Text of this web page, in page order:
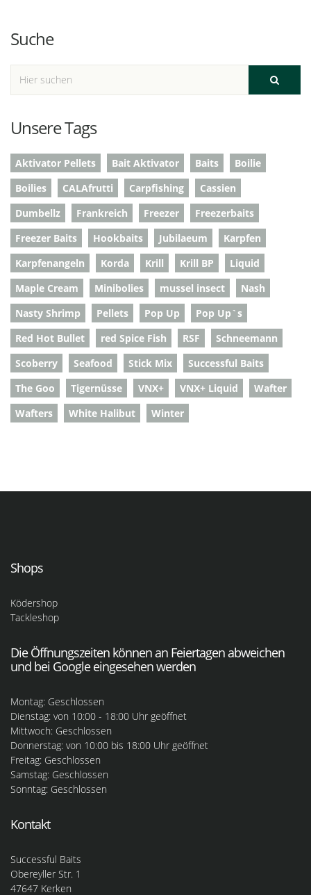
Suche
Unsere Tags
Aktivator Pellets Bait Aktivator Baits
Boilie
Boilies
CALAfrutti Carpfishing
Cassien
Dumbellz
Frankreich Freezer
Freezerbaits
Freezer Baits
Hookbaits Jubilaeum
Karpfen
Karpfenangeln
Korda Krill Krill BP
Liquid
Maple Cream
Minibolies mussel insect
Nash
Nasty Shrimp
Pellets Pop Up
Pop Up`s
Red Hot Bullet
red Spice Fish RSF
Schneemann
Scoberry
Seafood Stick Mix
Successful Baits
The Goo
Tigernüsse VNX+ VNX+ Liquid
Wafter
Wafters
White Halibut Winter
Shops
Ködershop
Tackleshop
Die Öffnungszeiten können an Feiertagen abweichen
und bei Google eingesehen werden
Montag: Geschlossen
Dienstag: von 10:00 - 18:00 Uhr geöffnet
Mittwoch: Geschlossen
Donnerstag: von 10:00 bis 18:00 Uhr geöffnet
Freitag: Geschlossen
Samstag: Geschlossen
Sonntag: Geschlossen
Kontakt
Successful Baits
Obereyller Str. 1
47647 Kerken